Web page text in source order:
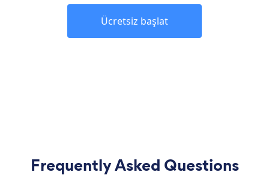
Ücretsiz başlat
Frequently Asked Questions